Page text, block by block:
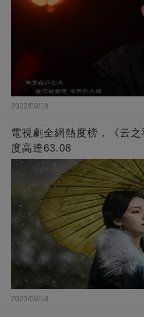
2023/09/18
電視劇全網熱度榜，《云
度高達63.08
2023/09/18